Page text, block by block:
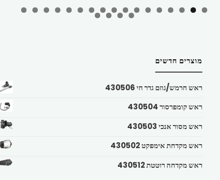
מוצרים חדשים
ראש חרמש/גוזם גדר חי 430506
ראש קומפרסור 430504
ראש מסור אנכי 430503
ראש מקדחת אימפקט 430502
ראש מקדחה רוטטת 430512